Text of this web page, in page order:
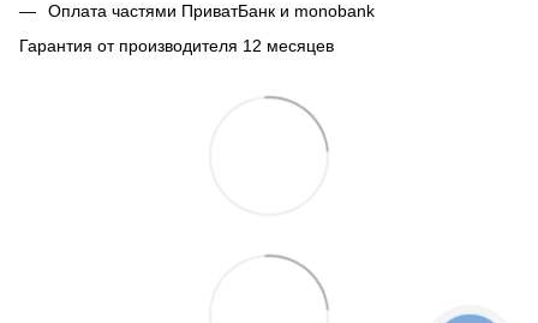
Оплата частями ПриватБанк и monobank
Гарантия от производителя 12 месяцев